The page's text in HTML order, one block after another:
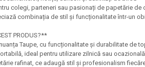
colegi, parteneri sau pasionați de papetărie de
combinația de stil și funcționalitate într-un
PRODUS?**
Taupe, cu funcționalitate și durabilitate de
ideal pentru utilizare zilnică sau ocazională
rafinat, ce adaugă stil și profesionalism